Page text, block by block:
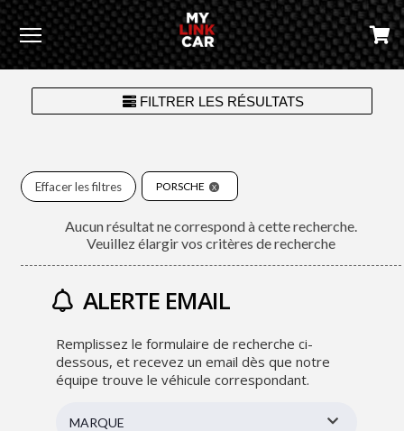
Menu
FILTRER LES RÉSULTATS
PORSCHE
Effacer les filtres
Aucun résultat ne correspond à cette recherche.
Veuillez élargir vos critères de recherche
ALERTE EMAIL
Remplissez le formulaire de recherche ci-
dessous, et recevez un email dès que notre
équipe trouve le véhicule correspondant.
MARQUE